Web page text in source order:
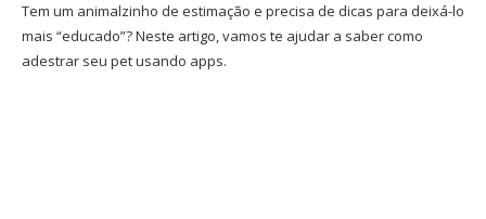
Tem um animalzinho de estimação e precisa de dicas para deixá-lo
mais “educado”? Neste artigo, vamos te ajudar a saber como
adestrar seu pet usando apps.